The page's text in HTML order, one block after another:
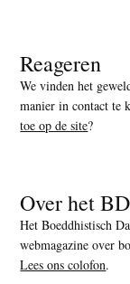
Reageren
We vinden het
manier in contact te
toe op de site?
Over het BD
Het Boeddhistisch
webmagazine over
Lees ons colofon.